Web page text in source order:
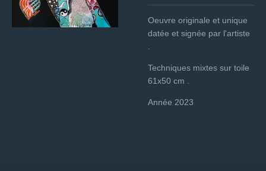
Oeuvre originale et unique
datée et signée par l'artiste
.
Techniques mixtes sur toile
61x50 cm .
Année 2023